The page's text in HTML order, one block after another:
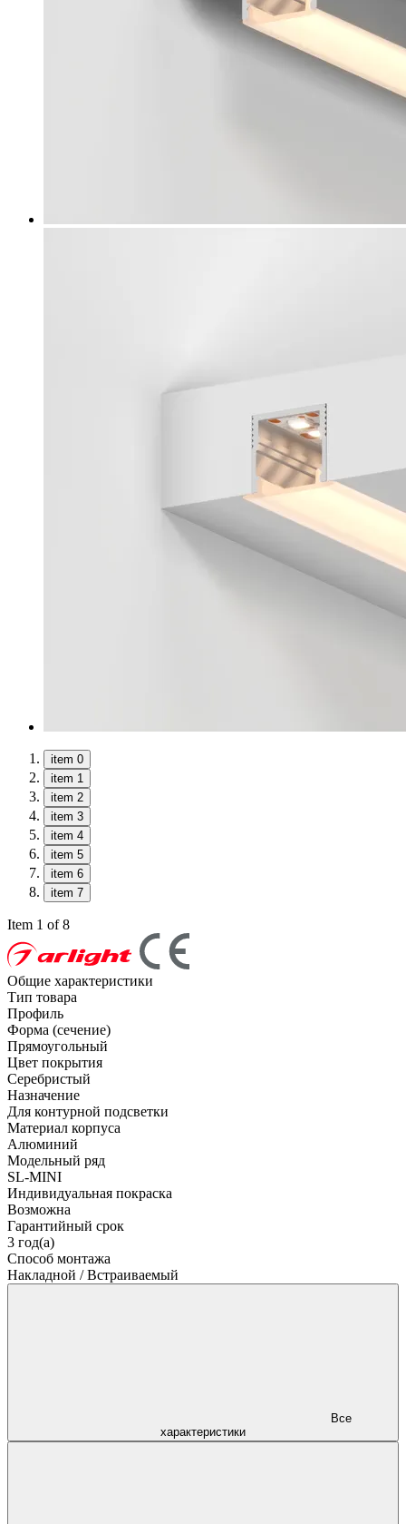
item 0
item 1
item 2
item 3
item 4
item 5
item 6
item 7
Item 1 of 8
Общие характеристики
Тип товара
Профиль
Форма (сечение)
Прямоугольный
Цвет покрытия
Серебристый
Назначение
Для контурной подсветки
Материал корпуса
Алюминий
Модельный ряд
SL-MINI
Индивидуальная покраска
Возможна
Гарантийный срок
3 год(а)
Способ монтажа
Накладной / Встраиваемый
характеристики